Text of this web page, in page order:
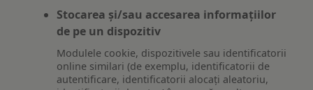
Stocarea și/sau accesarea informațiilor
de pe un dispozitiv
Modulele cookie, dispozitivele sau identificatorii
online similari (de exemplu, identificatorii de
autentificare, identificatorii alocați aleatoriu,